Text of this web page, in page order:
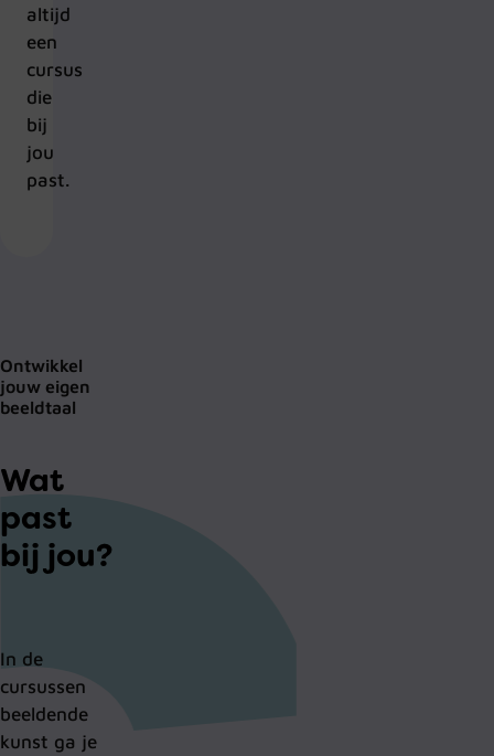
altijd
een
cursus
die
bij
jou
past.
Wat
past
bij jou?
Ontwikkel
jouw eigen
beeldtaal
In de
cursussen
beeldende
kunst ga je